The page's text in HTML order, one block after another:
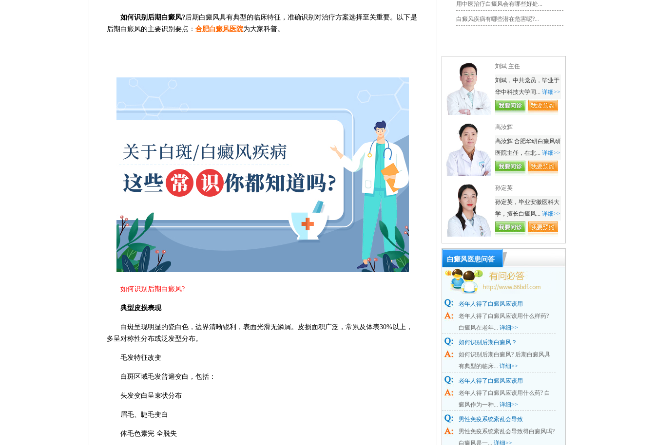
如何识别后期白癜风?后期白癜风具有典型的临床特征，准确识别对治疗方案选择至关重要。以下是
后期白癜风的主要识别要点： 合肥白癜风医院为大家科普。
如何识别后期白癜风?
典型皮损表现
白斑呈现明显的瓷白色，边界清晰锐利，表面光滑无鳞屑。皮损面积广泛，常累及体表30%以上，
多呈对称性分布或泛发型分布。
毛发特征改变
白斑区域毛发普遍变白，包括：
头发变白呈束状分布
眉毛、睫毛变白
体毛色素完 全脱失
用中医治疗白癜风会有哪些好处...
白癜风疾病有哪些潜在危害呢?...
刘斌 主任
刘斌，中共党员，毕业于
华中科技大学同... 详细>>
高汝辉
高汝辉 合肥华研白癜风研
医院主任，在北... 详细>>
孙定英
孙定英，毕业安徽医科大
学，擅长白癜风... 详细>>
白癜风医患问答
老年人得了白癜风应该用
老年人得了白癜风应该用什么样药?
白癜风在老年... 详细>>
如何识别后期白癜风？
如何识别后期白癜风? 后期白癜风具
有典型的临床... 详细>>
老年人得了白癜风应该用
老年人得了白癜风应该用什么药? 白
癜风作为一种... 详细>>
男性免疫系统紊乱会导致
男性免疫系统紊乱会导致得白癜风吗?
白癜风是一... 详细>>